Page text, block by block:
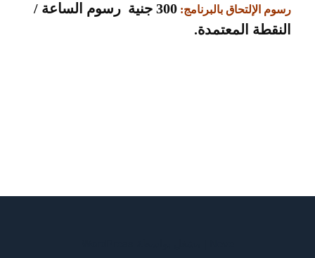
رسوم الإلتحاق بالبرنامج:
300 جنية رسوم الساعة /
النقطة المعتمدة.